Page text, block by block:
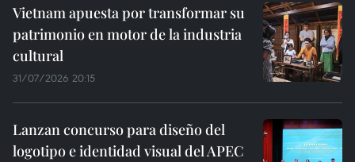
Vietnam apuesta por transformar su
patrimonio en motor de la industria
cultural
31/07/2026 20:15
Lanzan concurso para diseño del
logotipo e identidad visual del APEC